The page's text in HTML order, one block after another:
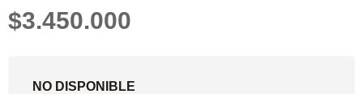
$3.450.000
NO DISPONIBLE